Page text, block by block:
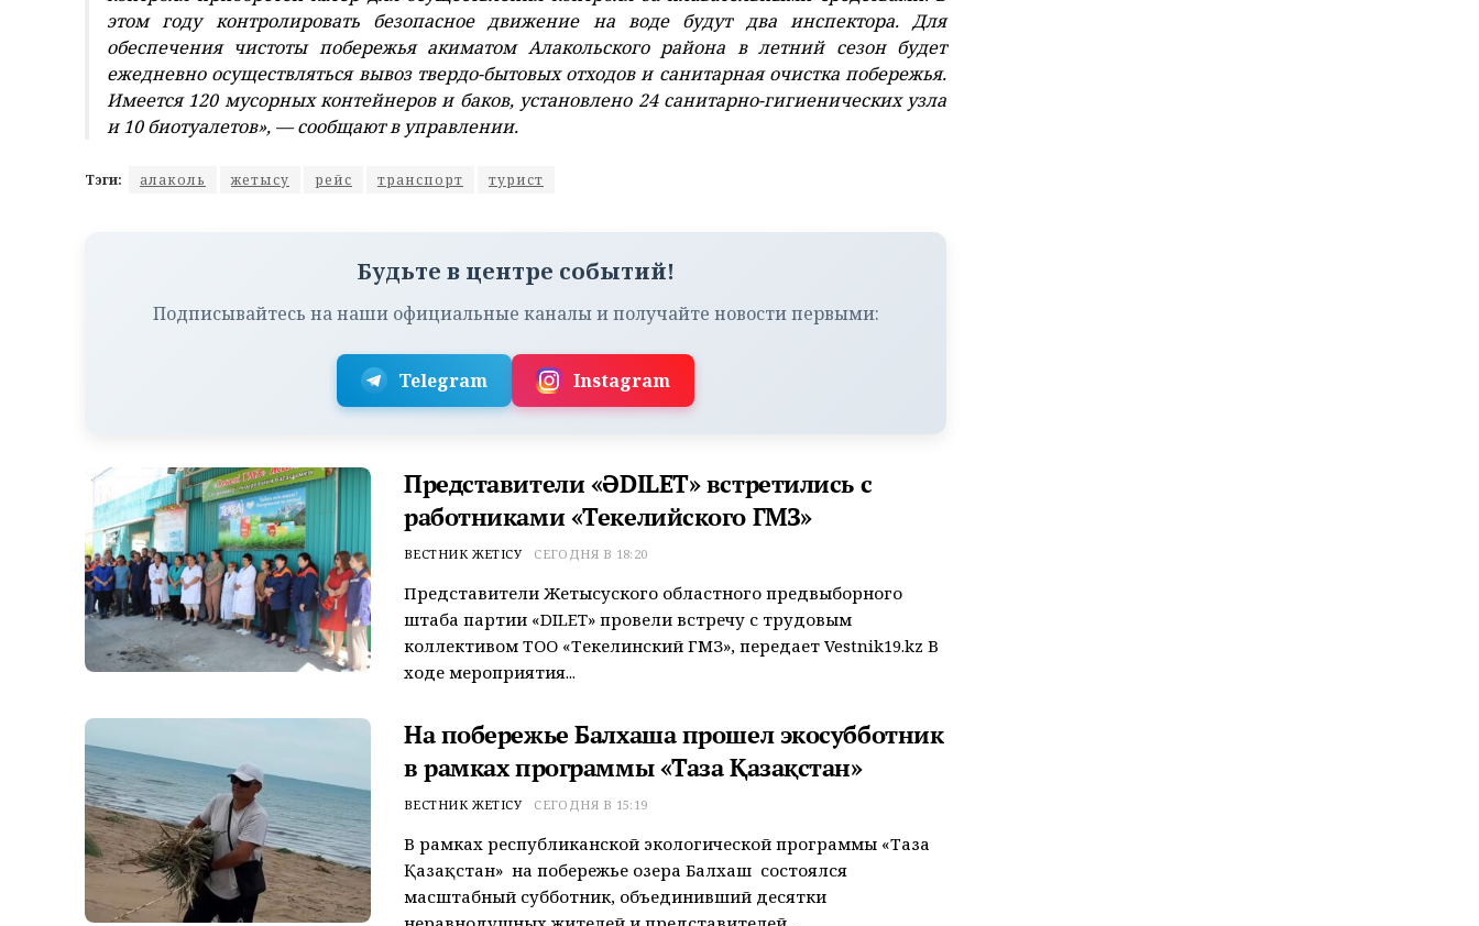
этом году контролировать безопасное движение на воде будут дваинспектора. Для
обеспечения чистоты побережья акиматом Алакольского района в летний сезон будет
ежедневно осуществляться вывоз твердо-бытовых отходов и санитарная очистка побережья.
Имеется 120 мусорных контейнеров и баков, установлено 24 санитарно-гигиенических узла
и 10 биотуалетов», — сообщают в управлении.
Тэги: алаколь жетысу рейс транспорт турист
Будьте в центре событий!
Подписывайтесь на наши официальные каналы и получайте новости первыми:
Telegram Instagram
Представители «ӘDILET» встретились с
работниками «Текелийского ГМЗ»
ВЕСТНИК ЖЕТІСУ СЕГОДНЯ В 18:20
Представители Жетысуского областного предвыборного
штаба партии «ӘDILET» провели встречу с трудовым
коллективом ТОО «Текелинский ГМЗ», передает Vestnik19.kz В
ходе мероприятия...
На побережье Балхаша прошел экосубботник
в рамках программы «Таза Қазақстан»
ВЕСТНИК ЖЕТІСУ СЕГОДНЯ В 15:19
В рамках республиканской экологической программы «Таза
Қазақстан» на побережье озера Балхаш состоялся
масштабный субботник, объединивший десятки